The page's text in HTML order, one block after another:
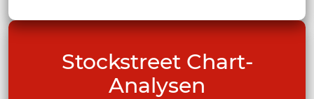
Stockstreet Chart-
Analysen